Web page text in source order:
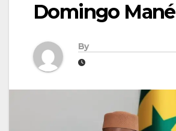
Domingo Mané
By